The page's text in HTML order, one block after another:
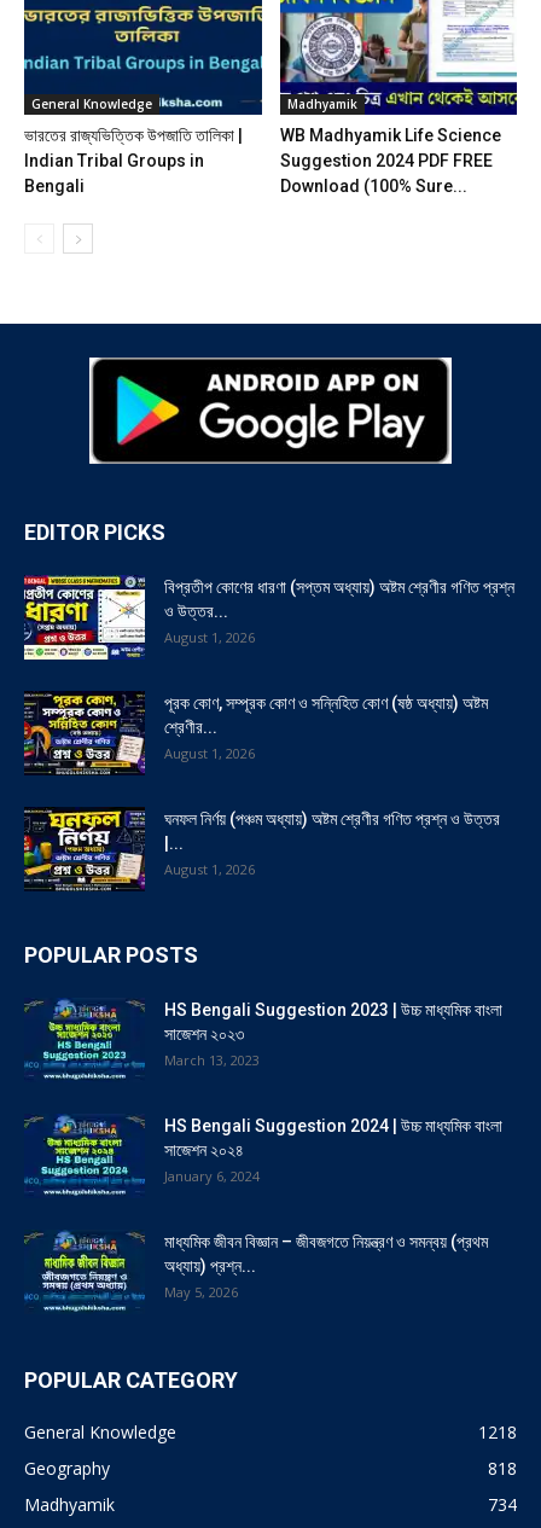
General Knowledge
ভারতের রাজ্যভিত্তিক উপজাতি তালিকা |
Indian Tribal Groups in
Bengali
Madhyamik
WB Madhyamik Life Science
Suggestion 2024 PDF FREE
Download (100% Sure...
EDITOR PICKS
বিপ্রতীপ কোণের ধারণা (সপ্তম অধ্যায়) অষ্টম শ্রেণীর গণিত প্রশ্ন
ও উত্তর...
August 1, 2026
পূরক কোণ, সম্পূরক কোণ ও সন্নিহিত কোণ (ষষ্ঠ অধ্যায়) অষ্টম
শ্রেণীর...
August 1, 2026
ঘনফল নির্ণয় (পঞ্চম অধ্যায়) অষ্টম শ্রেণীর গণিত প্রশ্ন ও উত্তর
|...
August 1, 2026
POPULAR POSTS
HS Bengali Suggestion 2023 | উচ্চ মাধ্যমিক বাংলা
সাজেশন ২০২৩
March 13, 2023
HS Bengali Suggestion 2024 | উচ্চ মাধ্যমিক বাংলা
সাজেশন ২০২৪
January 6, 2024
মাধ্যমিক জীবন বিজ্ঞান – জীবজগতে নিয়ন্ত্রণ ও সমন্বয় (প্রথম
অধ্যায়) প্রশ্ন...
May 5, 2026
POPULAR CATEGORY
General Knowledge
1218
Geography
818
Madhyamik
734